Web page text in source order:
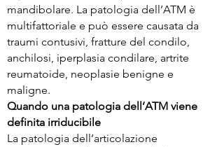
mandibolare. La patologia dell’ATM è
multifattoriale e può essere causata da
traumi contusivi, fratture del condilo,
anchilosi, iperplasia condilare, artrite
reumatoide, neoplasie benigne e
maligne.
Quando una patologia dell’ATM viene
definita irriducibile
La patologia dell’articolazione